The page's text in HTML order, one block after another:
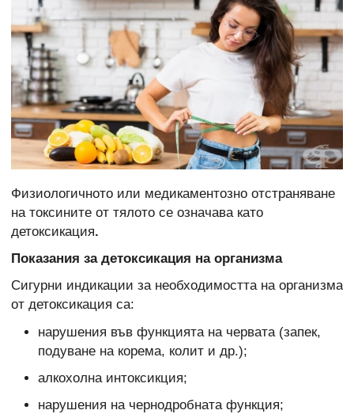
Физиологичното или медикаментозно отстраняване
на токсините от тялото се означава като
детоксикация.
Показания за детоксикация на организма
Сигурни индикации за необходимостта на организма
от детоксикация са:
нарушения във функцията на червата (запек,
подуване на корема, колит и др.);
алкохолна интоксикция;
нарушения на чернодробната функция;